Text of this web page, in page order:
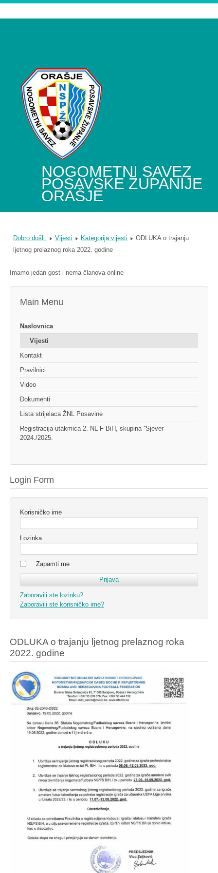
NOGOMETNI SAVEZ
POSAVSKE ŽUPANIJE
ORAŠJE
Dobro došli. Vijesti Kategorija vijesti
ODLUKA o trajanju
ljetnog prelaznog roka 2022. godine
Imamo jedan gost i nema članova online
Main Menu
Naslovnica
Vijesti
Kontakt
Pravilnici
Video
Dokumenti
Lista strijelaca ŽNL Posavine
Registracija utakmica 2. NL F BiH, skupina ''Sjever
2024./2025.
Login Form
Korisničko ime
Lozinka
Zapamti me
Zaboravili ste lozinku?
Zaboravili ste korisničko ime?
ODLUKA o trajanju ljetnog prelaznog roka
2022. godine